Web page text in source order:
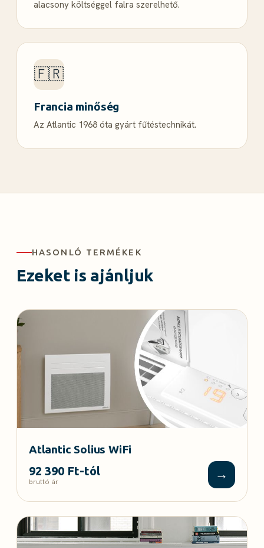
alacsony költséggel falra szerelhető.
🇫🇷
Francia minőség
Az Atlantic 1968 óta gyárt fűtéstechnikát.
HASONLÓ TERMÉKEK
Ezeket is ajánljuk
Atlantic Solius WiFi
92 390 Ft-tól
bruttó ár →